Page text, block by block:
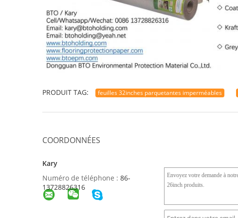
PRODUIT TAG: feuilles 32inches parquetantes imperméables
COORDONNÉES
Kary
Numéro de téléphone : 86-
13728826316